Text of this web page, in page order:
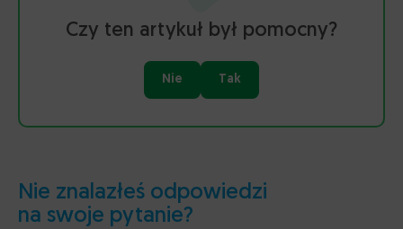
Czy ten artykuł był pomocny?
Nie Tak
Nie znalazłeś odpowiedzi
na swoje pytanie?